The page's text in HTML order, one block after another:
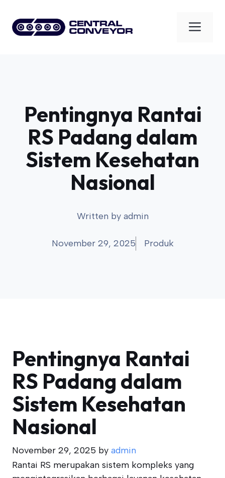
content
Pentingnya Rantai
RS Padang dalam
Sistem Kesehatan
Nasional
Written by admin
November 29, 2025 Produk
Pentingnya Rantai
RS Padang dalam
Sistem Kesehatan
Nasional
November 29, 2025 by admin
Rantai RS merupakan sistem kompleks yang